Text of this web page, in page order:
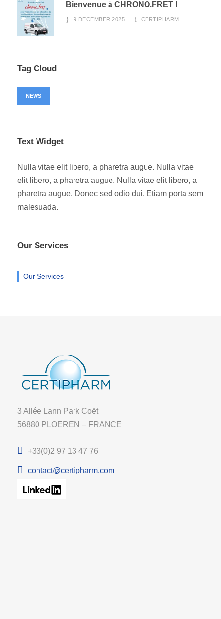
Bienvenue à CHRONO.FRET !
9 DECEMBER 2025 CERTIPHARM
Tag Cloud
NEWS
Text Widget
Nulla vitae elit libero, a pharetra augue. Nulla vitae
elit libero, a pharetra augue. Nulla vitae elit libero, a
pharetra augue. Donec sed odio dui. Etiam porta sem
malesuada.
Our Services
Our Services
3 Allée Lann Park Coët
56880 PLOEREN – FRANCE
+33(0)2 97 13 47 76
contact@certipharm.com